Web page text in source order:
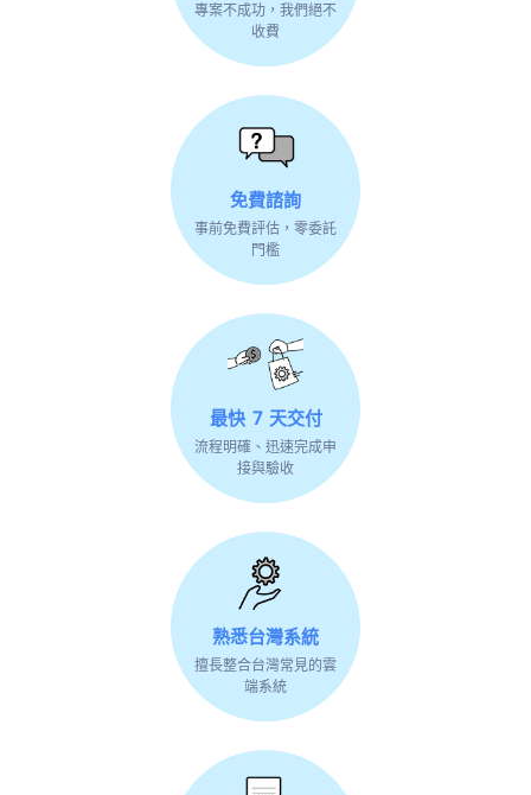
專案不成功，我們絕不
收費
免費諮詢
事前免費評估，零委託
門檻
最快 7 天交付
流程明確、迅速完成申
接與驗收
熟悉台灣系統
擅長整合台灣常見的雲
端系統